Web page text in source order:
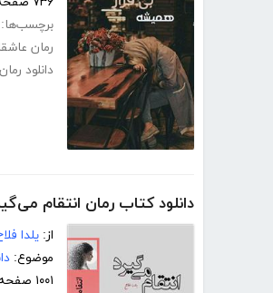
برچسب‌ها:
رمان
دانلود رمان
دانلود کتاب رمان انتقام
از: یلدا
موضوع:
۱۰۰۱ صفحه